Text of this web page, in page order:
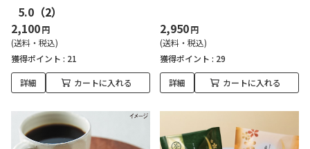
5.0 （2）
2,100円
(送料・税込)
獲得ポイント : 21
詳細 カートに入れる
2,950円
(送料・税込)
獲得ポイント : 29
詳細 カートに入れる